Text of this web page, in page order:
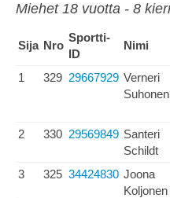
Miehet 18 vuotta - 8
Sija Nro
Sportti-
ID
Nimi
1 329 29667929 Verneri
Suhonen
2 330 29569849 Santeri
Schildt
3 325 34424830 Joona
Koljonen